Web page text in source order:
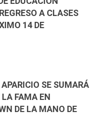
A CLASES
14 DE
SE SUMARÁ
FAMA EN
DE LA MANO DE